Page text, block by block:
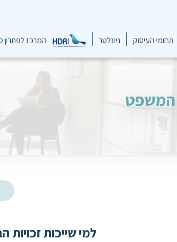
תחומי העיסוק ניוזלטר המרכז לפתרון
המשפט
למי שייכות זכויות